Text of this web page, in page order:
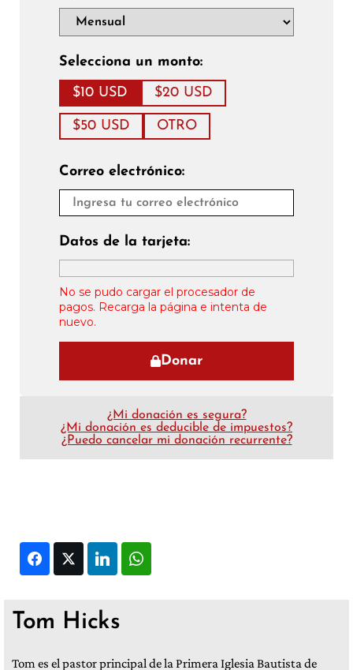
Selecciona un monto:
$10 USD $20 USD
$50 USD OTRO
Correo electrónico:
Datos de la tarjeta:
No se pudo cargar el procesador de
pagos. Recarga la página e intenta de
nuevo.
Donar
¿Mi donación es segura?
¿Mi donación es deducible de impuestos?
¿Puedo cancelar mi donación recurrente?
FacebookTwitter LinkedIn
Tom Hicks
Tom es el pastor principal de la Primera Iglesia Bautista de